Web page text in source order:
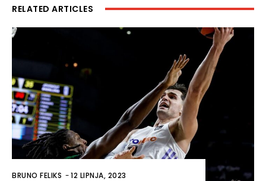
RELATED ARTICLES
BRUNO FELIKS -12 LIPNJA, 2023